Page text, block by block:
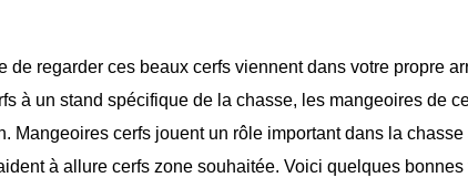
de regarder ces beaux cerfs viennent dans votre propre
à un stand spécifique de la chasse, les mangeoires de
Mangeoires cerfs jouent un rôle important dans la
à allure cerfs zone souhaitée. Voici quelques